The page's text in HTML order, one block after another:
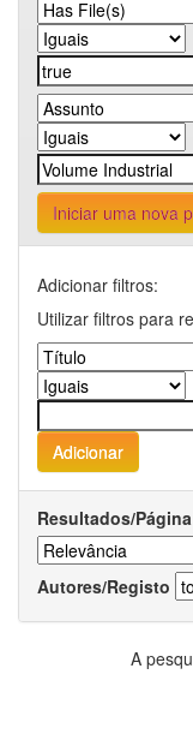
Iniciar uma nova
Adicionar filtros:
Utilizar filtros para
Resultados/Página
Autores/Registo
A